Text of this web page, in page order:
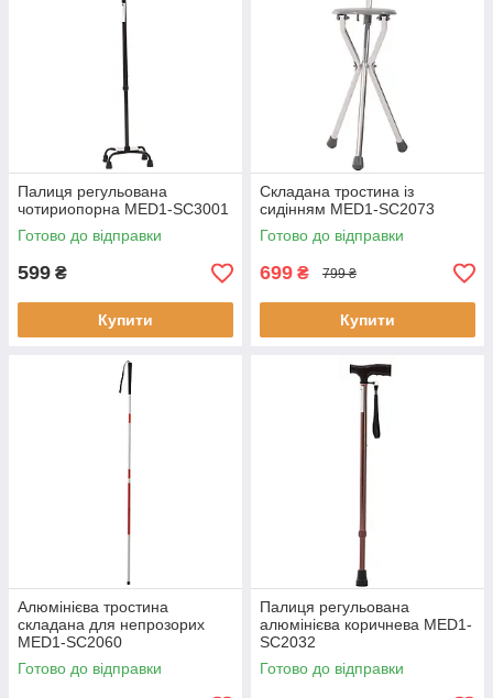
Палиця регульована
чотириопорна MED1-SC3001
Готово до відправки
599 ₴
Купити
Складана тростина із
сидінням MED1-SC2073
Готово до відправки
699 ₴ 799 ₴
Купити
Алюмінієва тростина
складана для непрозорих
MED1-SC2060
Готово до відправки
Палиця регульована
алюмінієва коричнева MED1-
SC2032
Готово до відправки